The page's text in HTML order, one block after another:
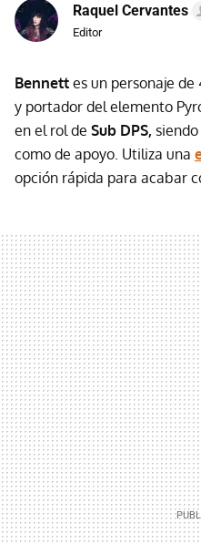
Raquel Cervantes
Editor
Bennett es un personaje de
y portador del elemento
en el rol de Sub DPS,
como de apoyo. Utiliza una
opción rápida para acabar